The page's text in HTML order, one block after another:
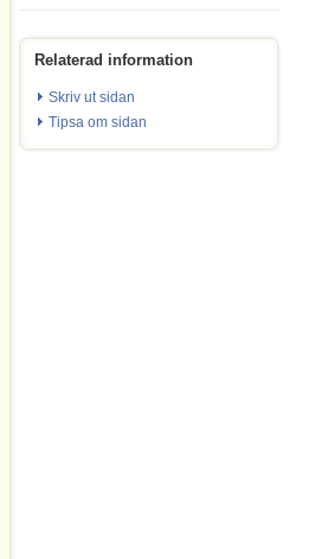
Relaterad information
Skriv ut sidan
Tipsa om sidan